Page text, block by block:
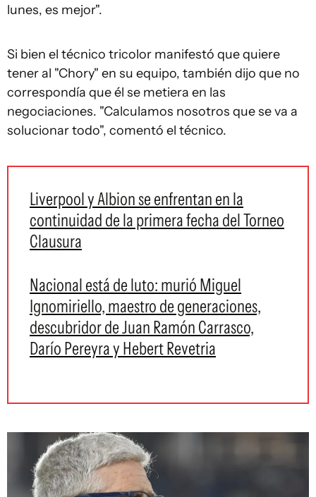
lunes, es mejor".
Si bien el técnico tricolor manifestó que quiere
tener al "Chory" en su equipo, también dijo que no
correspondía que él se metiera en las
negociaciones. "Calculamos nosotros que se va a
solucionar todo", comentó el técnico.
Liverpool y Albion se enfrentan en la
continuidad de la primera fecha del Torneo
Clausura
Nacional está de luto: murió Miguel
Ignomiriello, maestro de generaciones,
descubridor de Juan Ramón Carrasco,
Darío Pereyra y Hebert Revetria